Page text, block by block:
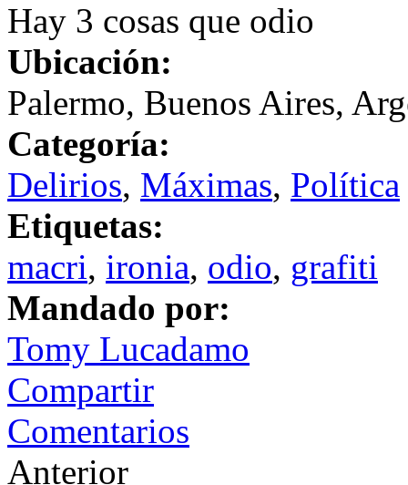
Hay 3 cosas que odio
Ubicación:
Palermo, Buenos Aires,
Categoría:
Delirios, Máximas, Política
Etiquetas:
macri, ironia, odio, grafiti
Mandado por:
Tomy Lucadamo
Compartir
Comentarios
Anterior